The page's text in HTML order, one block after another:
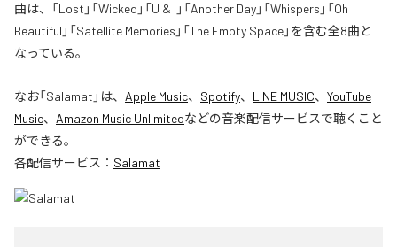
曲は、「Lost」「Wicked」「U & I」「Another Day」「Whispers」「Oh
Beautiful」「Satellite Memories」「The Empty Space」を含む全8曲と
なっている。
なお「Salamat 」は、 Apple Music、 Spotify、 LINE MUSIC、 YouTube
Music、 Amazon Music Unlimitedなどの音楽配信サービスで聴くこと
ができる。
各配信サービス： Salamat